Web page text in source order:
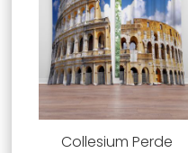
Collesium Perde